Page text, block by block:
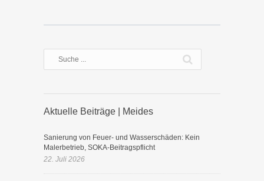
Aktuelle Beiträge | Meides
Sanierung von Feuer- und Wasserschäden: Kein
Malerbetrieb, SOKA-Beitragspflicht
22. Juli 2026